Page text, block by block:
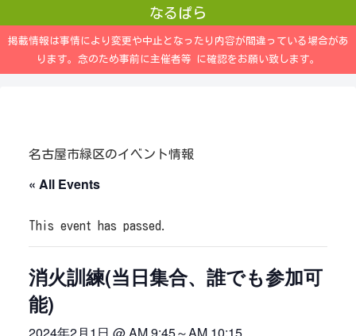
なるぱら
掲載情報は事情により変更や中止となったり内容が間違っている場合があ
ります。念のため事前に主催者等 に確認をお願い致します。
名古屋市緑区のイベント情報
« All Events
This event has passed.
消火訓練(当日集合、誰でも参加可
能)